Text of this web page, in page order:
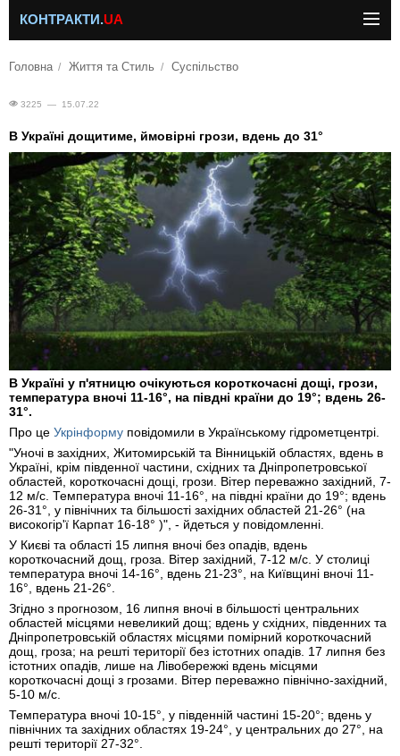
КОНТРАКТИ.UA
Головна Життя та Стиль Суспільство
3225 — 15.07.22
В Україні дощитиме, ймовірні грози, вдень до 31°
В Україні у п'ятницю очікуються короткочасні дощі, грози,
температура вночі 11-16°, на півдні країни до 19°; вдень 26-
31°.
Про це Укрінформу повідомили в Українському гідрометцентрі.
"Уночі в західних, Житомирській та Вінницькій областях, вдень в
Україні, крім південної частини, східних та Дніпропетровської
областей, короткочасні дощі, грози. Вітер переважно західний, 7-
12 м/с. Температура вночі 11-16°, на півдні країни до 19°; вдень
26-31°, у північних та більшості західних областей 21-26° (на
високогір'ї Карпат 16-18° )", - йдеться у повідомленні.
У Києві та області 15 липня вночі без опадів, вдень
короткочасний дощ, гроза. Вітер західний, 7-12 м/с. У столиці
температура вночі 14-16°, вдень 21-23°, на Київщині вночі 11-
16°, вдень 21-26°.
Згідно з прогнозом, 16 липня вночі в більшості центральних
областей місцями невеликий дощ; вдень у східних, південних та
Дніпропетровській областях місцями помірний короткочасний
дощ, гроза; на решті території без істотних опадів. 17 липня без
істотних опадів, лише на Лівобережжі вдень місцями
короткочасні дощі з грозами. Вітер переважно північно-західний,
5-10 м/с.
Температура вночі 10-15°, у південній частині 15-20°; вдень у
північних та західних областях 19-24°, у центральних до 27°, на
решті території 27-32°.